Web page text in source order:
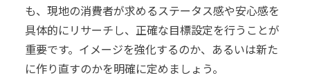
も、現地の消費者が求めるステータス感や安心感を
具体的にリサーチし、正確な目標設定を行うことが
重要です。イメージを強化するのか、あるいは新た
に作り直すのかを明確に定めましょう。